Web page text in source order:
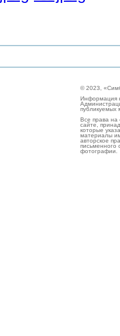
© 2023,
Информация
публикуемых
Все права
сайте,
которые
материалы
авторское
письменного
фотографии.